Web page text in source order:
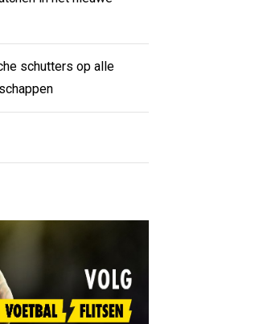
schutters op alle